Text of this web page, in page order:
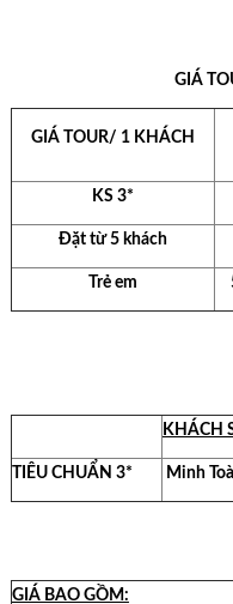
GIÁ
GIÁ TOUR/ 1 KHÁCH
KS 3*
Đặt từ 5 khách
Trẻ em
KHÁCH
TIÊU CHUẨN 3* Minh
GIÁ BAO GỒM: